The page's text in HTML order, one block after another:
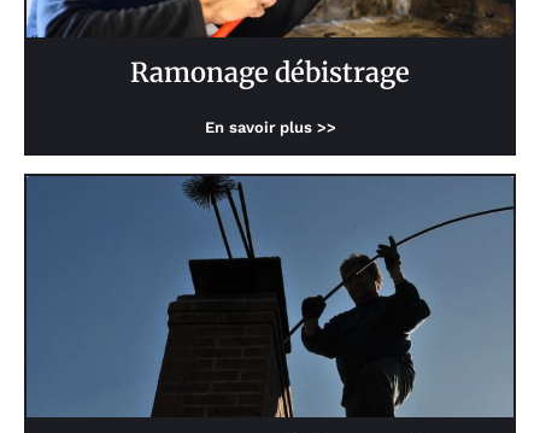
Ramonage débistrage
En savoir plus >>